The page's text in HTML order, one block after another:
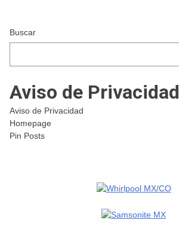
Buscar
Aviso de Privacidad
Aviso de Privacidad
Homepage
Pin Posts